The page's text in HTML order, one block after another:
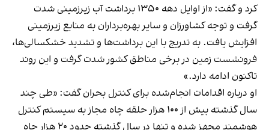
کرد و گفت: «از اوایل دهه ۱۳۵۰ برداشت آب زیرزمینی شدت
گرفت و توجه کشاورزان و سایر بهره‌برداران به منابع زیرزمینی
افزایش یافت. به تدریج با این برداشت‌ها و تشدید خشکسالی‌ها،
فرونشست زمین در برخی مناطق کشور شدت گرفت و این روند
تاکنون ادامه دارد.»
او درباره اقدامات انجام‌شده برای کنترل بحران گفت: «طی چند
سال گذشته بیش از ۱۰۰ هزار حلقه چاه مجاز به سیستم کنترل
هوشمند مجهز شده و تنها در سال گذشته حدود ۲۰ هزار چاه